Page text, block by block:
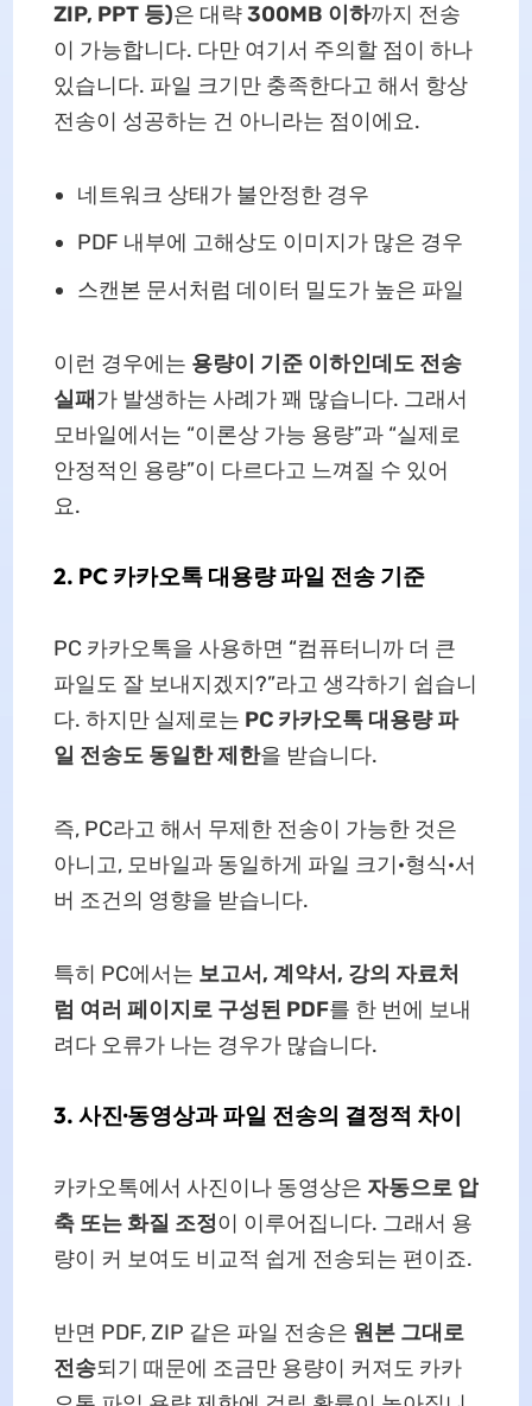
ZIP, PPT 등)은 대략300MB 이하까지 전송
이 가능합니다. 다만 여기서 주의할 점이 하나
있습니다. 파일 크기만 충족한다고 해서 항상
전송이 성공하는 건 아니라는 점이에요.
네트워크 상태가 불안정한 경우
PDF 내부에 고해상도 이미지가 많은 경우
스캔본 문서처럼 데이터 밀도가 높은 파일
이런 경우에는 용량이 기준 이하인데도 전송
실패 가 발생하는 사례가 꽤 많습니다. 그래서
모바일에서는 “이론상 가능 용량”과 “실제로
안정적인 용량”이 다르다고 느껴질 수 있어
요.
2. PC 카카오톡 대용량 파일 전송 기준
PC 카카오톡을 사용하면 “컴퓨터니까 더 큰
파일도 잘 보내지겠지?”라고 생각하기 쉽습니
다. 하지만 실제로는 PC 카카오톡 대용량 파
일 전송도 동일한 제한을 받습니다.
즉, PC라고 해서 무제한 전송이 가능한 것은
아니고, 모바일과 동일하게 파일 크기·형식·서
버 조건의 영향을 받습니다.
특히 PC에서는 보고서, 계약서, 강의 자료처
럼 여러 페이지로 구성된 PDF를 한 번에 보내
려다 오류가 나는 경우가 많습니다.
3. 사진·동영상과 파일 전송의 결정적 차이
카카오톡에서 사진이나 동영상은 자동으로 압
축 또는 화질 조정이 이루어집니다. 그래서 용
량이 커 보여도 비교적 쉽게 전송되는 편이죠.
반면 PDF, ZIP 같은 파일 전송은 원본 그대로
전송되기 때문에 조금만 용량이 커져도 카카